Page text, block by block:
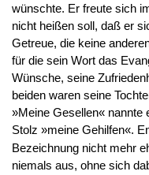
wünschte. Er freute sich
nicht heißen soll, daß er
Getreue, die keine
für die sein Wort das
Wünsche, seine
beiden waren seine
»Meine Gesellen« nannte
Stolz »meine Gehilfen«.
Bezeichnung nicht mehr
niemals aus, ohne sich